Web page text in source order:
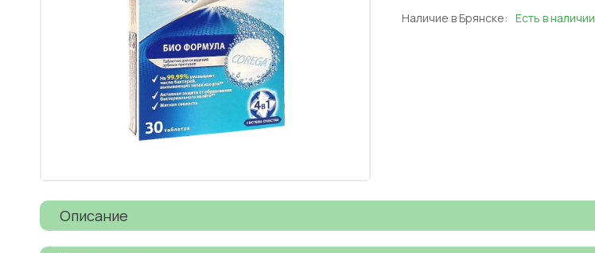
Наличие в Брянске: Есть в наличии
Описание